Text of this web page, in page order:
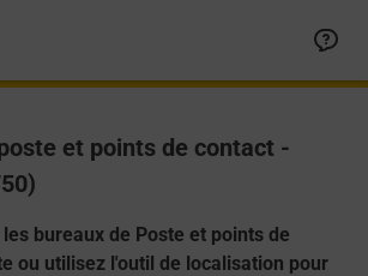
et points de contact -
bureaux de Poste et points de
ou utilisez l'outil de localisation pour